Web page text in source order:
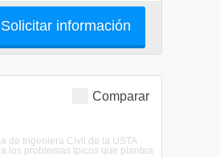
Solicitar información
Comparar
de Ingeniera Civil de la USTA
los problemas tpicos que plantea